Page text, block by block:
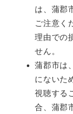
は、蒲郡
ご注意く
理由での
せん。
蒲郡市は
にないた
視聴する
合、蒲郡